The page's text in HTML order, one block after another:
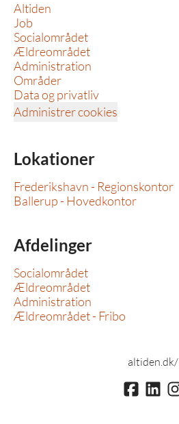
Altiden
Job
Socialområdet
Ældreområdet
Administration
Områder
Data og privatliv
Administrer cookies
Lokationer
Frederikshavn - Regionskontor
Ballerup - Hovedkontor
Afdelinger
Socialområdet
Ældreområdet
Administration
Ældreområdet - Fribo
altiden.dk/